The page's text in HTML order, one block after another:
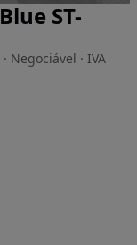
ST-
Negociável · IVA